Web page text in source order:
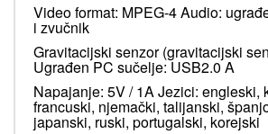
Video format: MPEG-4 Audio:
i zvučnik
Gravitacijski senzor (gravitacijski
Ugrađen PC sučelje: USB2.0 A
Napajanje: 5V / 1A Jezici: engleski,
francuski, njemački, talijanski,
japanski, ruski, portugalski, korejski